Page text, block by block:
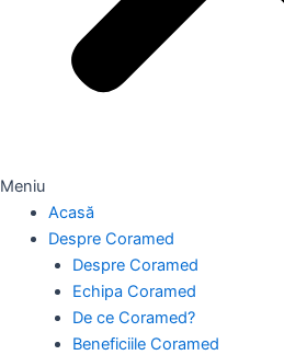
Meniu
Acasă
Despre Coramed
Despre Coramed
Echipa Coramed
De ce Coramed?
Beneficiile Coramed